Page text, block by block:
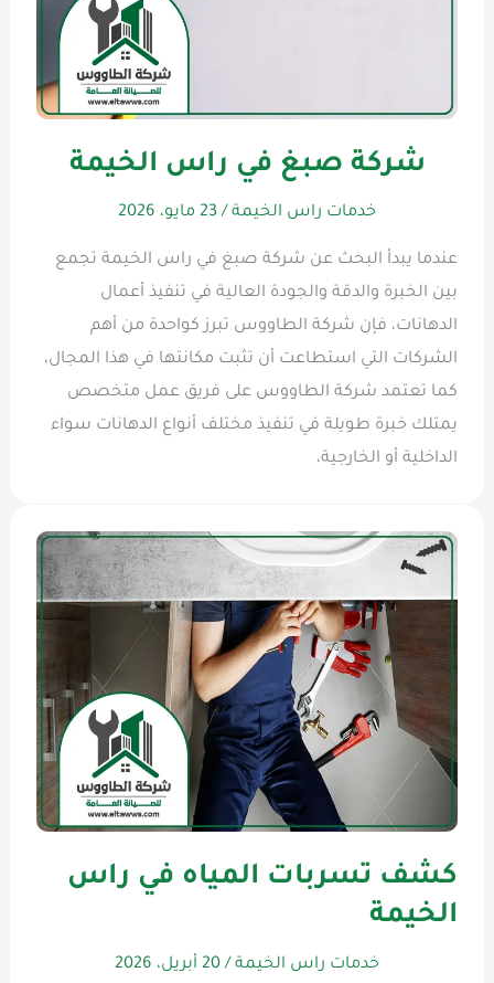
شركة صبغ في راس الخيمة
خدمات راس الخيمة / 23 مايو، 2026
عندما يبدأ البحث عن شركة صبغ في راس الخيمة تجمع
بين الخبرة والدقة والجودة العالية في تنفيذ أعمال
الدهانات، فإن شركة الطاووس تبرز كواحدة من أهم
الشركات التي استطاعت أن تثبت مكانتها في هذا المجال،
كما تعتمد شركة الطاووس على فريق عمل متخصص
يمتلك خبرة طويلة في تنفيذ مختلف أنواع الدهانات سواء
الداخلية أو الخارجية،
كشف تسربات المياه في راس
الخيمة
خدمات راس الخيمة /20 أبريل، 2026